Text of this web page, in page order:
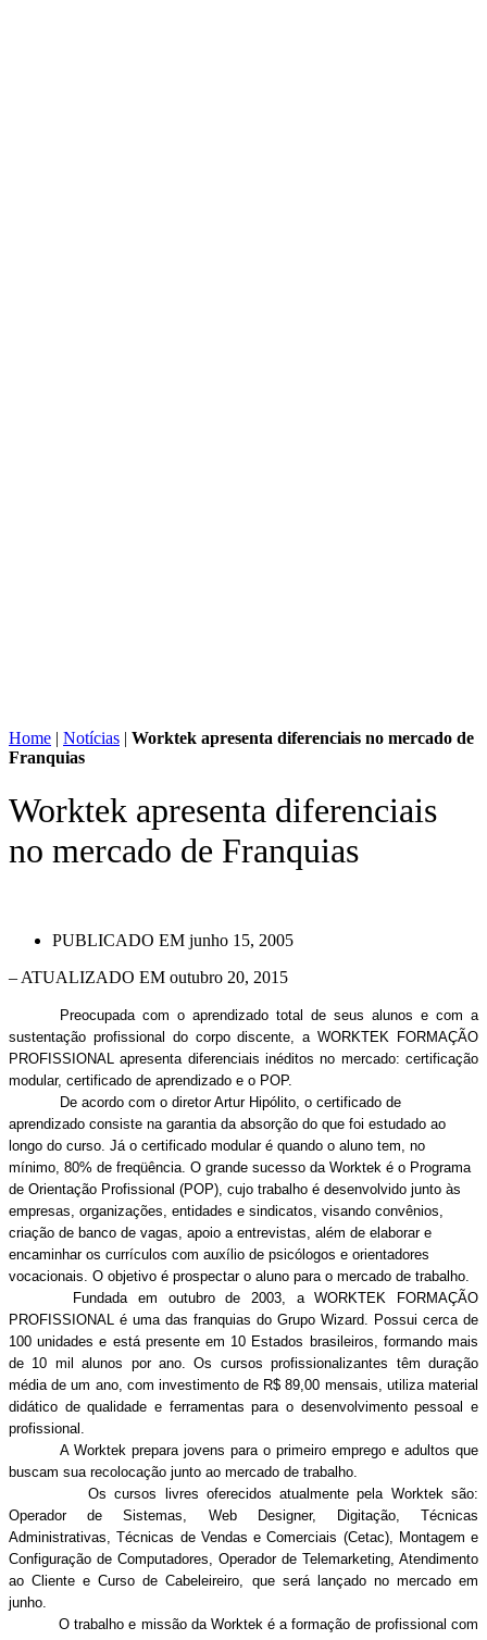
Home | Notícias | Worktek apresenta diferenciais no mercado de
Franquias
Worktek apresenta diferenciais
no mercado de Franquias
PUBLICADO EM junho 15, 2005
– ATUALIZADO EM outubro 20, 2015
Preocupada com o aprendizado total de seus alunos e com a
sustentação profissional do corpo discente, a WORKTEK FORMAÇÃO
PROFISSIONAL apresenta diferenciais inéditos no mercado: certificação
modular, certificado de aprendizado e o POP.
De acordo com o diretor Artur Hipólito, o certificado de
aprendizado consiste na garantia da absorção do que foi estudado ao
longo do curso. Já o certificado modular é quando o aluno tem, no
mínimo, 80% de freqüência. O grande sucesso da Worktek é o Programa
de Orientação Profissional (POP), cujo trabalho é desenvolvido junto às
empresas, organizações, entidades e sindicatos, visando convênios,
criação de banco de vagas, apoio a entrevistas, além de elaborar e
encaminhar os currículos com auxílio de psicólogos e orientadores
vocacionais. O objetivo é prospectar o aluno para o mercado de trabalho.
Fundada em outubro de 2003, a WORKTEK FORMAÇÃO
PROFISSIONAL é uma das franquias do Grupo Wizard. Possui cerca de
100 unidades e está presente em 10 Estados brasileiros, formando mais
de 10 mil alunos por ano. Os cursos profissionalizantes têm duração
média de um ano, com investimento de R$ 89,00 mensais, utiliza material
didático de qualidade e ferramentas para o desenvolvimento pessoal e
profissional.
A Worktek prepara jovens para o primeiro emprego e adultos que
buscam sua recolocação junto ao mercado de trabalho.
Os cursos livres oferecidos atualmente pela Worktek são:
Operador de Sistemas, Web Designer, Digitação, Técnicas
Administrativas, Técnicas de Vendas e Comerciais (Cetac), Montagem e
Configuração de Computadores, Operador de Telemarketing, Atendimento
ao Cliente e Curso de Cabeleireiro, que será lançado no mercado em
junho.
O trabalho e missão da Worktek é a formação de profissional com